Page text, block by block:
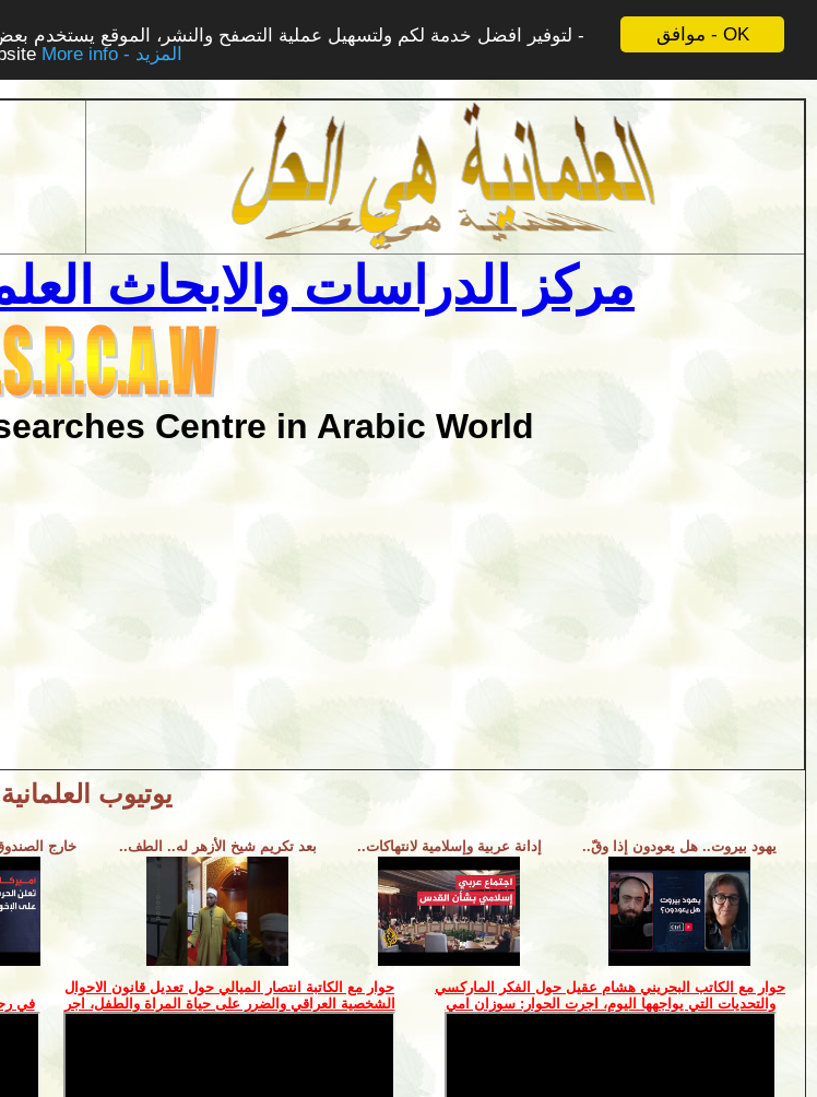
موافق - OK
لتوفير افضل خدمة لكم ولتسهيل عملية التصفح والنشر، الموقع يستخدم
More info - المزيد
مركز الدراسات والابحاث
Centre in Arabic World
يوتيوب العلمانية
خارج بعد تكريم شيخ الأزهر له.. الطف.. إدانة عربية وإسلامية لانتهاكات.. يهود بيروت.. هل يعودون إذا وقّ..
في
حوار مع الكاتبة انتصار الميالي حول تعديل قانون الاحوال
الشخصية العراقي والضرر على حياة المراة والطفل، اجر
حوار مع الكاتب البحريني هشام عقيل حول الفكر الماركسي
والتحديات التي يواجهها اليوم، اجرت الحوار: سوزان امي